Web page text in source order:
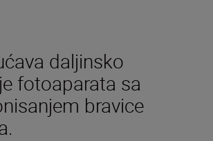
daljinsko
fotoaparata sa
bravice